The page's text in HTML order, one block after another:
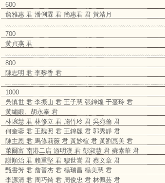
600
詹雅惠 君 潘俐霖 君 簡惠君 君 黃靖月
700
黃貞燕 君
800
陳志明 君 李黎香 君
1000
吳慎世 君 李振山 君 王子慧 張錦煌 于蔓玲 君
黃繡緞、胡永泰 君
林琬慧 君 林修立 君 施竹玲 君 吳宛倫 君
何奎蓉 君 王魏照 君 王錦麗 君 郭秀靜 君
陳主恩 君 馬修莉薇 君 黃妙楦 君 黃劉惠美 君
萊爾富 南港二店 游明漢 君 彭淑慧 君 蘇素華 君
謝順治 君 賴重堅 君 穆世嵩 君 蔡文章 君
甄書芳 君 詹晉杰 君 楊瑞昌 楊美慧 君
李源清 君 周巧錡 君 周俊忠 君 林佩芸 君